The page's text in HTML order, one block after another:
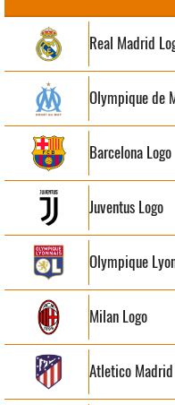
Real Madrid
Olympique de
Barcelona Logo
Juventus Logo
Olympique
Milan Logo
Atletico